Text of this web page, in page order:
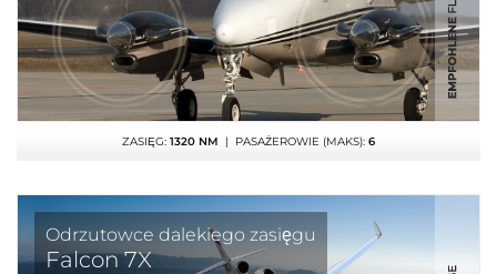
ZASIĘG: 1320 NM | PASAŻEROWIE (MAKS): 6
Odrzutowce dalekiego zasięgu
Falcon 7X